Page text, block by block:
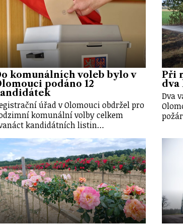
komunálních voleb bylo v
podáno 12
úřad v Olomouci obdržel pro
komunální volby celkem
kandidátních listin…
Při
dva
Dva